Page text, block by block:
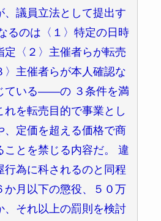
、議員立法として提出す
るのは〈１〉特定の日時
定〈２〉主催者らが転売
〉主催者らが本人確認な
ている――の ３条件を満
れを転売目的で事業とし
、定価を超える価格で商
ことを禁じる内容だ。 違
行為に科されるのと同程
か月以下の懲役、５０万
、それ以上の罰則を検討